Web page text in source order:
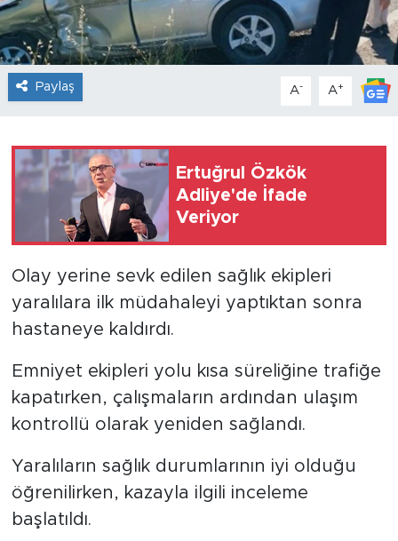
Paylaş A- A+
Ertuğrul Özkök
Adliye'de İfade
Veriyor
Olay yerine sevk edilen sağlık ekipleri
yaralılara ilk müdahaleyi yaptıktan sonra
hastaneye kaldırdı.
Emniyet ekipleri yolu kısa süreliğine trafiğe
kapatırken, çalışmaların ardından ulaşım
kontrollü olarak yeniden sağlandı.
Yaralıların sağlık durumlarının iyi olduğu
öğrenilirken, kazayla ilgili inceleme
başlatıldı.